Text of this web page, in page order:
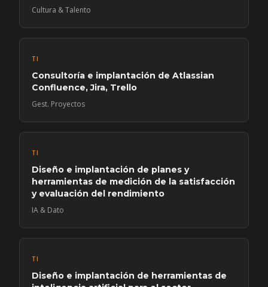
Cultura & Talento
TI
Consultoría e implantación de Atlassian
Confluence, Jira, Trello
Gest. Proyectos
TI
Diseño e implantación de planes y
herramientas de medición de la satisfacción
y evaluación del rendimiento
IA & Dato
TI
Diseño e implantación de herramientas de